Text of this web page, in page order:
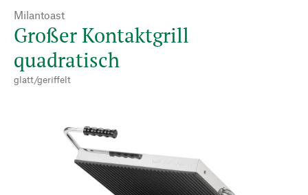
Milantoast
Großer Kontaktgrill
quadratisch
glatt/geriffelt